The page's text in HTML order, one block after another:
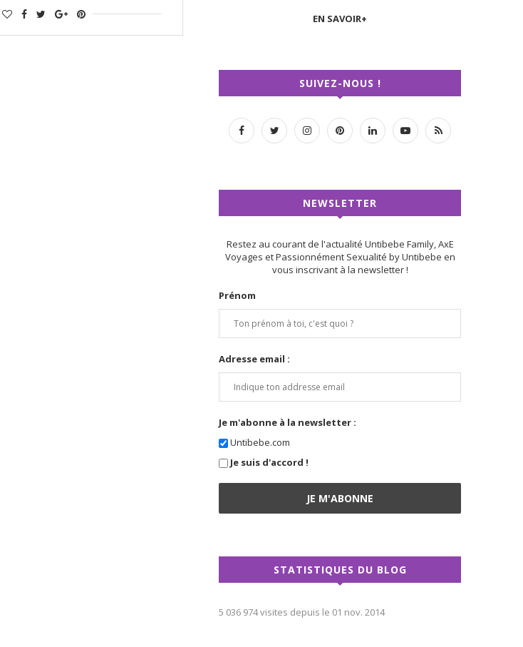
EN SAVOIR+
SUIVEZ-NOUS !
NEWSLETTER
Restez au courant de l'actualité Untibebe Family, AxE
Voyages et Passionnément Sexualité by Untibebe en
vous inscrivant à la newsletter !
Prénom
Adresse email :
Je m'abonne à la newsletter :
Untibebe.com
Je suis d'accord !
STATISTIQUES DU BLOG
5 036 974 visites depuis le 01 nov. 2014